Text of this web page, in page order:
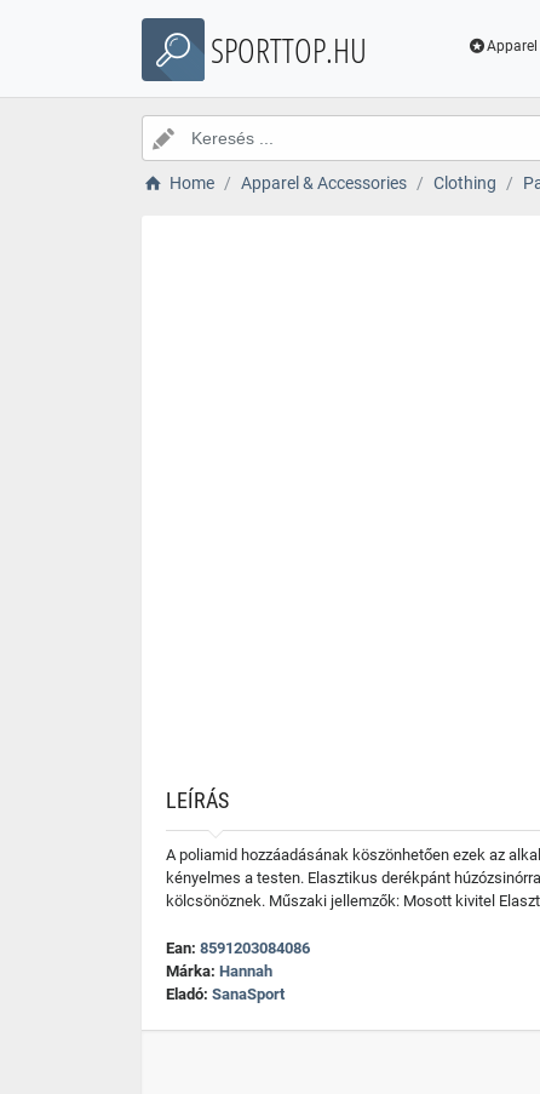
SPORTTOP.HU Apparel
Home Apparel & Accessories Clothing
LEÍRÁS
A poliamid hozzáadásának köszönhetően ezek az
kényelmes a testen. Elasztikus derékpánt
kölcsönöznek. Műszaki jellemzők: Mosott kivitel
Ean: 8591203084086
Márka: Hannah
Eladó: SanaSport